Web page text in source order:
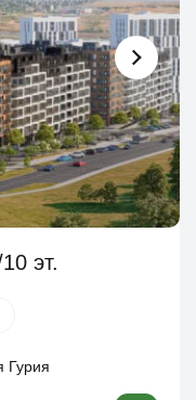
эт.
Гурия